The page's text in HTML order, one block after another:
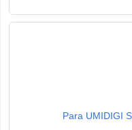
Para UMIDIGI